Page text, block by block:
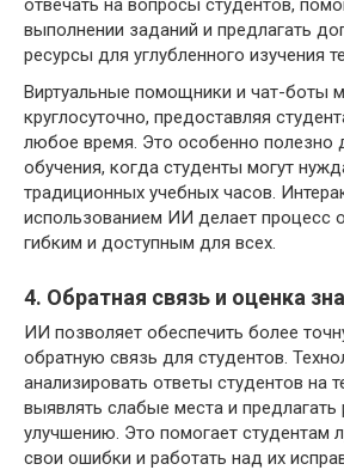
выполнении заданий и предлагать
ресурсы для углубленного изучения
Виртуальные помощники и чат-боты
круглосуточно, предоставляя
любое время. Это особенно полезно
обучения, когда студенты могут
традиционных учебных часов.
использованием ИИ делает процесс
гибким и доступным для всех.
4. Обратная связь и оценка
ИИ позволяет обеспечить более
обратную связь для студентов.
анализировать ответы студентов на
выявлять слабые места и
улучшению. Это помогает студентам
свои ошибки и работать над их